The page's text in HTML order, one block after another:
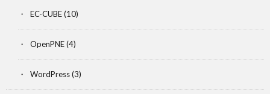
EC-CUBE(10)
OpenPNE(4)
WordPress(3)